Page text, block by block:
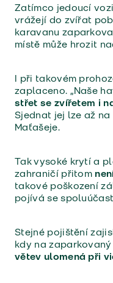
Zatímco jedoucí
vrážejí do zvířat
karavanu
místě může hrozit
I při takovém
zaplaceno. „Naše
střet se zvířetem i
Sjednat jej lze až
Maťašeje.
Tak vysoké krytí a
zahraničí přitom
takové poškození
pojívá se
Stejné pojištění
kdy na
větev ulomená při